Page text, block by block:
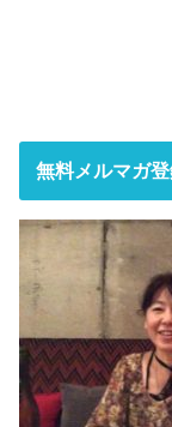
無料メルマガ